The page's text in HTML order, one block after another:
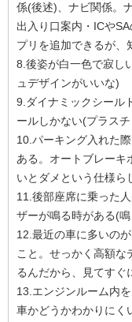
係(後述)、ナビ関係。
出入り口案内・ICや
プリを追加できるが、
8.後姿が白一色で寂し
ュデザインがいいな)
9.ダイナミックシール
ールしかない(プラス
10.パーキング入れた
ある。オートブレーキ
いとダメという仕様ら
11.後部座席に乗った
ザーが鳴る時がある(
12.最近の車に多いの
こと。せっかく高額な
るんだから、見てすぐ
13.エンジンルーム内
車かどうかわかりにく